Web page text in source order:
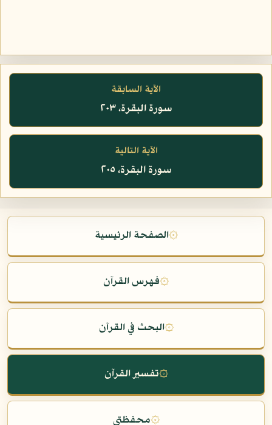
الآية السابقة
سورة البقرة، ٢٠٣
الآية التالية
سورة البقرة، ٢٠٥
۞الصفحة الرئيسية
۞فهرس القرآن
۞البحث في القرآن
۞تفسير القرآن
۞محفظتي